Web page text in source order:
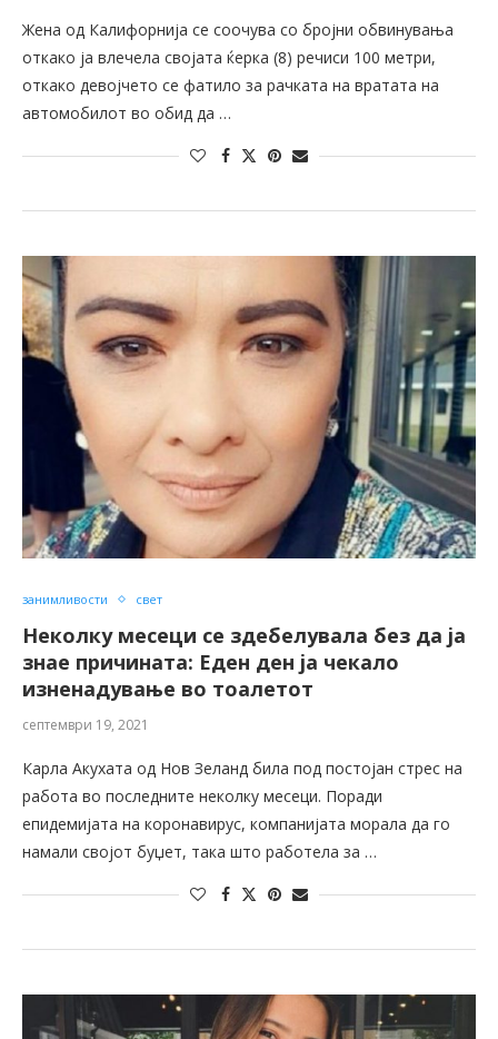
Жена од Калифорнија се соочува со бројни обвинувања
откако ја влечела својата ќерка (8) речиси 100 метри,
откако девојчето се фатило за рачката на вратата на
автомобилот во обид да …
занимливости свет
Неколку месеци се здебелувала без да ја
знае причината: Еден ден ја чекало
изненадување во тоалетот
септември 19, 2021
Карла Акухата од Нов Зеланд била под постојан стрес на
работа во последните неколку месеци. Поради
епидемијата на коронавирус, компанијата морала да го
намали својот буџет, така што работела за …